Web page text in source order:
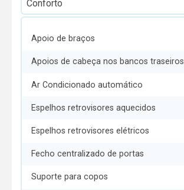
Apoio de braços
Apoios de cabeça nos bancos traseiros
Ar Condicionado automático
Espelhos retrovisores aquecidos
Espelhos retrovisores elétricos
Fecho centralizado de portas
Suporte para copos